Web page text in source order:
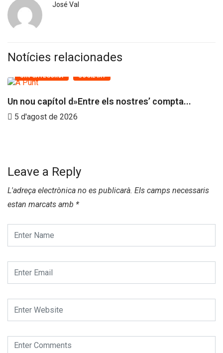
José Val
Notícies relacionades
SIN CATEGORÍA SOCIETAT
Un nou capítol d»Entre els nostres’ compta...
5 d'agost de 2026
Leave a Reply
L'adreça electrònica no es publicarà. Els camps necessaris
estan marcats amb *